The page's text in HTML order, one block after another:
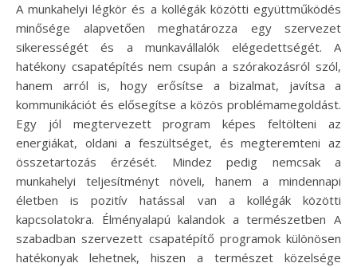
A munkahelyi légkör és a kollégák közötti együttműködés
minősége alapvetően meghatározza egy szervezet
sikerességét és a munkavállalók elégedettségét. A
hatékony csapatépítés nem csupán a szórakozásról szól,
hanem arról is, hogy erősítse a bizalmat, javítsa a
kommunikációt és elősegítse a közös problémamegoldást.
Egy jól megtervezett program képes feltölteni az
energiákat, oldani a feszültséget, és megteremteni az
összetartozás érzését. Mindez pedig nemcsak a
munkahelyi teljesítményt növeli, hanem a mindennapi
életben is pozitív hatással van a kollégák közötti
kapcsolatokra. Élményalapú kalandok a természetben A
szabadban szervezett csapatépítő programok különösen
hatékonyak lehetnek, hiszen a természet közelsége